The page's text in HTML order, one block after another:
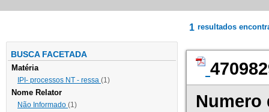
BUSCA FACETADA
Matéria
IPI- processos NT - ressa (1)
Nome Relator
Não Informado (1)
1 resultados
Numero